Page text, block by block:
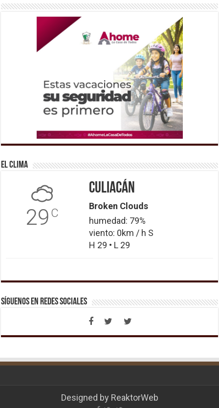
El Clima
29 C
Culiacán
Broken Clouds
humedad: 79%
viento: 0km / h S
H 29 • L 29
Síguenos en Redes Sociales
Designed by ReaktorWeb